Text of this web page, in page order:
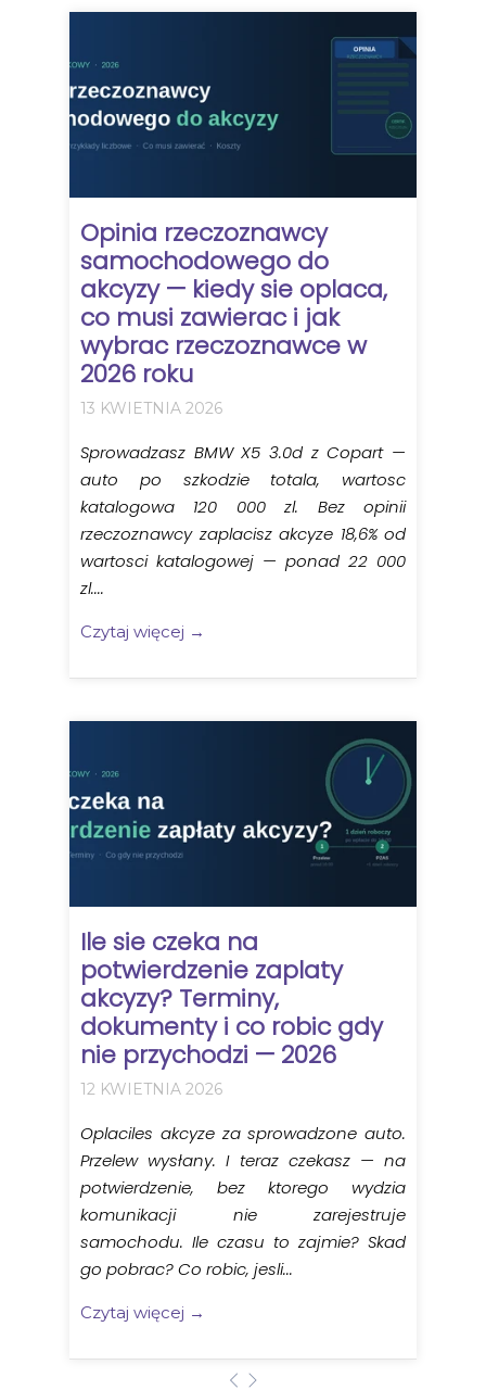
Opinia rzeczoznawcy
samochodowego do
akcyzy — kiedy sie oplaca,
co musi zawierac i jak
wybrac rzeczoznawce w
2026 roku
13 KWIETNIA 2026
Sprowadzasz BMW X5 3.0d z Copart —
auto po szkodzie totala, wartosc
katalogowa 120 000 zl. Bez opinii
rzeczoznawcy zaplacisz akcyze 18,6% od
wartosci katalogowej — ponad 22 000
zl....
Czytaj więcej →
Ile sie czeka na
potwierdzenie zaplaty
akcyzy? Terminy,
dokumenty i co robic gdy
nie przychodzi — 2026
12 KWIETNIA 2026
Oplaciles akcyze za sprowadzone auto.
Przelew wysłany. I teraz czekasz — na
potwierdzenie, bez ktorego wydzia
komunikacji nie zarejestruje
samochodu. Ile czasu to zajmie? Skad
go pobrac? Co robic, jesli...
Czytaj więcej →